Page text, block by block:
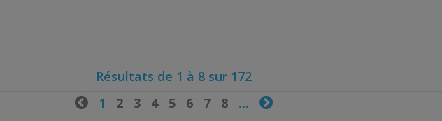
Résultats de 1 à 8 sur 172
1 2 3 4 5 6 7 8... 